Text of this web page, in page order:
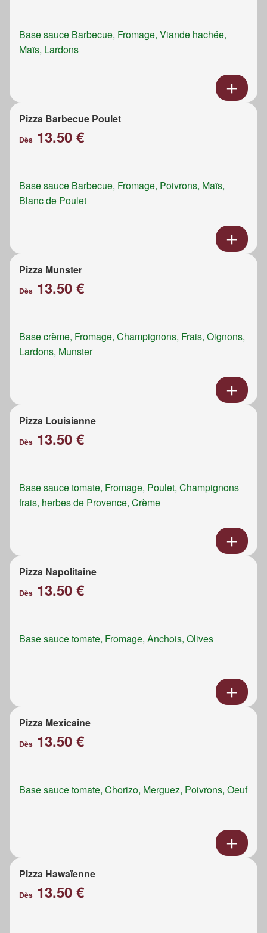
Base sauce Barbecue, Fromage, Viande hachée,
Maïs, Lardons
Pizza Barbecue Poulet
Dès 13.50 €
Base sauce Barbecue, Fromage, Poivrons, Maïs,
Blanc de Poulet
Pizza Munster
Dès 13.50 €
Base crème, Fromage, Champignons, Frais, Oignons,
Lardons, Munster
Pizza Louisianne
Dès 13.50 €
Base sauce tomate, Fromage, Poulet, Champignons
frais, herbes de Provence, Crème
Pizza Napolitaine
Dès 13.50 €
Base sauce tomate, Fromage, Anchois, Olives
Pizza Mexicaine
Dès 13.50 €
Base sauce tomate, Chorizo, Merguez, Poivrons, Oeuf
Pizza Hawaïenne
Dès 13.50 €